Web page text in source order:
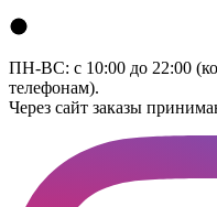
ПН-ВС: с 10:00 до 22:00
телефонам).
Через сайт заказы